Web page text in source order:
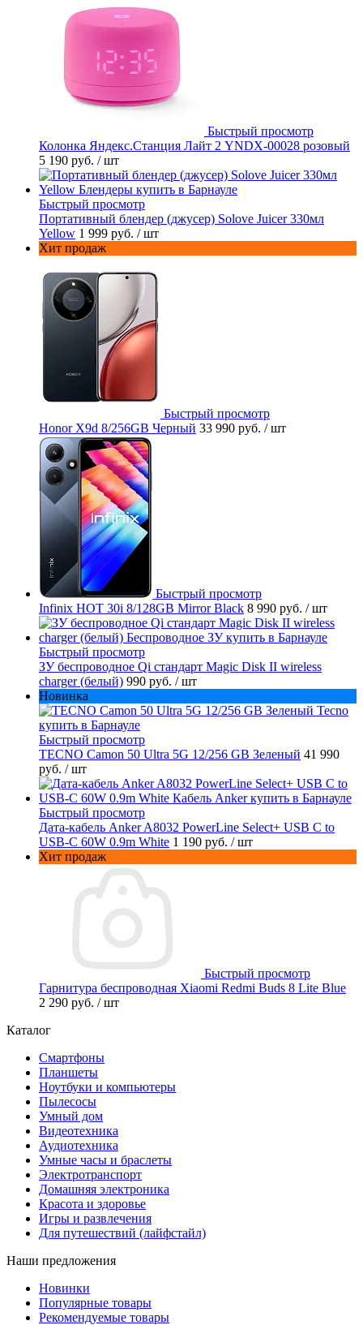
Быстрый просмотр
Колонка Яндекс.Станция Лайт 2 YNDX-00028 розовый
5 190 руб. / шт
Быстрый просмотр
Портативный блендер (джусер) Solove Juicer 330мл
Yellow 1 999 руб. / шт
Хит продаж
Быстрый просмотр
Honor X9d 8/256GB Черный 33 990 руб. / шт
Быстрый просмотр
Infinix HOT 30i 8/128GB Mirror Black 8 990 руб. / шт
Быстрый просмотр
ЗУ беспроводное Qi стандарт Magic Disk II wireless
charger (белый) 990 руб. / шт
Новинка
Быстрый просмотр
TECNO Camon 50 Ultra 5G 12/256 GB Зеленый 41 990
руб. / шт
Быстрый просмотр
Дата-кабель Anker A8032 PowerLine Select+ USB C to
USB-C 60W 0.9m White 1 190 руб. / шт
Хит продаж
Быстрый просмотр
Гарнитура беспроводная Xiaomi Redmi Buds 8 Lite Blue
2 290 руб. / шт
Каталог
Смартфоны
Планшеты
Ноутбуки и компьютеры
Пылесосы
Умный дом
Видеотехника
Аудиотехника
Умные часы и браслеты
Электротранспорт
Домашняя электроника
Красота и здоровье
Игры и развлечения
Для путешествий (лайфстайл)
Наши предложения
Новинки
Популярные товары
Рекомендуемые товары